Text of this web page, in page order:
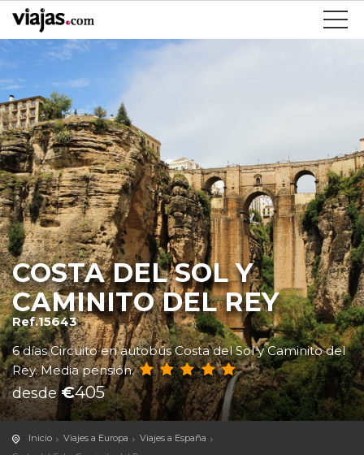
COSTA DEL SOL Y
CAMINITO DEL REY
Ref.15643
6 días Circuito en autobús Costa del Sol y Caminito del
Rey. Media pensión.
desde€405
Inicio Viajes a Europa
Viajes a España